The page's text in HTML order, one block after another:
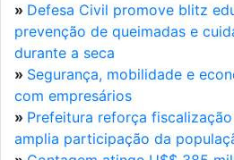
» Defesa Civil promove blitz
prevenção de queimadas e
durante a seca
» Segurança, mobilidade e
com empresários
» Prefeitura reforça
amplia participação da